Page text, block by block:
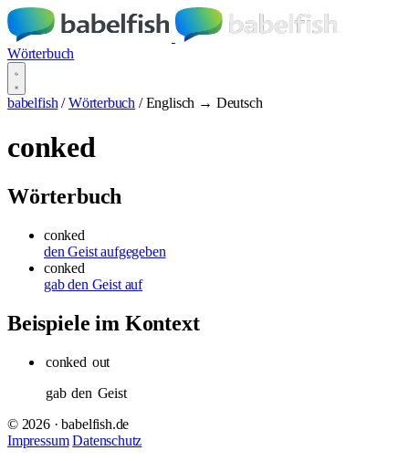
Wörterbuch
babelfish / Wörterbuch / Englisch → Deutsch
conked
Wörterbuch
conked
den Geist aufgegeben
conked
gab den Geist auf
Beispiele im Kontext
conked out
gab den Geist
© 2026 · babelfish.de
Impressum Datenschutz